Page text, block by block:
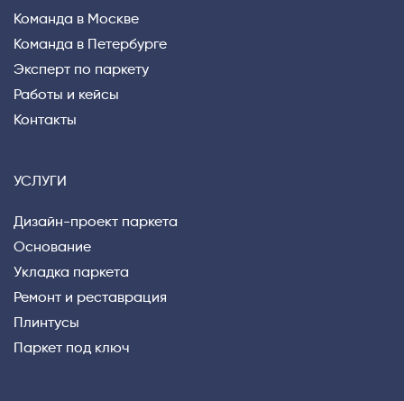
Команда в Москве
Команда в Петербурге
Эксперт по паркету
Работы и кейсы
Контакты
УСЛУГИ
Дизайн-проект паркета
Основание
Укладка паркета
Ремонт и реставрация
Плинтусы
Паркет под ключ